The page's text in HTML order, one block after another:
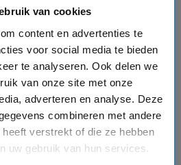
van cookies
content en advertenties te
voor social media te bieden
te analyseren. Ook delen we
van onze site met onze
adverteren en analyse. Deze
combineren met andere
verstrekt of die ze hebben
uw gebruik van hun services.
Zee cruise met de Mariner
07-2027
Zee